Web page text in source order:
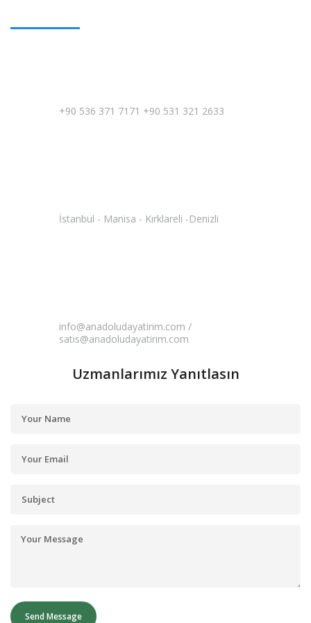
+90 536 371 7171 +90 531 321 2633
İstanbul - Manisa - Kırklareli -Denizli
info@anadoludayatirim.com /
satis@anadoludayatirim.com
Uzmanlarımız Yanıtlasın